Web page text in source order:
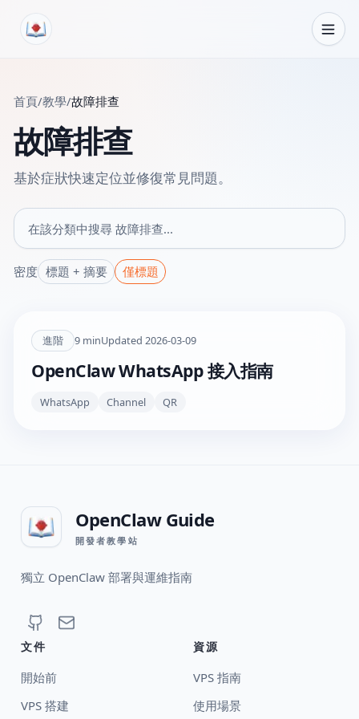
首頁/教學/故障排查
故障排查
基於症狀快速定位並修復常見問題。
在該分類中搜尋
密度 標題 + 摘要 僅標題
進階 9minUpdated 2026-03-09
OpenClaw WhatsApp 接入指南
WhatsApp Channel QR
OpenClaw Guide
開發者教學站
獨立 OpenClaw 部署與運維指南
文件
開始前
VPS 搭建
資源
VPS 指南
使用場景